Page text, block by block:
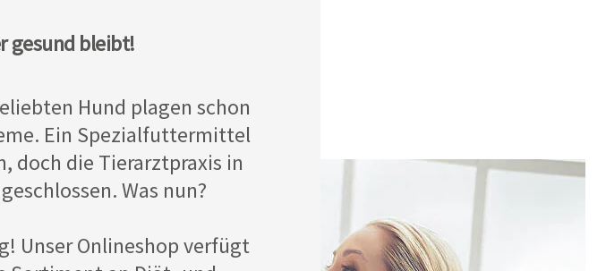
gesund bleibt!
Hund plagen schon
Ein Spezialfuttermittel
doch die Tierarztpraxis in
Was nun?
Unser Onlineshop verfügt